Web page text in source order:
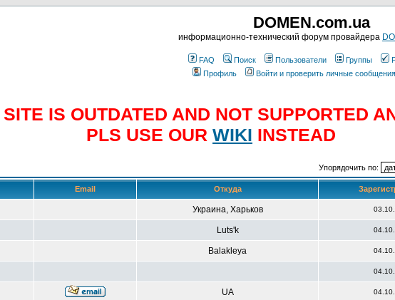
DOMEN.com.ua
информационно-технический форум провайдера
FAQ Поиск Пользователи Группы
Профиль
Войти и проверить личные сообщения
IS OUTDATED AND NOT SUPPORTED
PLS USE OUR WIKI INSTEAD
Упорядочить по:
Email Откуда
Украина, Харьков
Luts'k
Balakleya
UA